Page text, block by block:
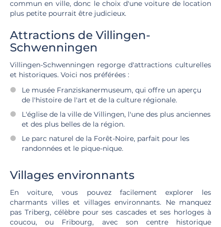
commun en ville, donc le choix d'une voiture de location
plus petite pourrait être judicieux.
Attractions de Villingen-
Schwenningen
Villingen-Schwenningen regorge d'attractions culturelles
et historiques. Voici nos préférées :
Le musée Franziskanermuseum, qui offre un aperçu
de l'histoire de l'art et de la culture régionale.
L'église de la ville de Villingen, l'une des plus anciennes
et des plus belles de la région.
Le parc naturel de la Forêt-Noire, parfait pour les
randonnées et le pique-nique.
Villages environnants
En voiture, vous pouvez facilement explorer les
charmants villes et villages environnants. Ne manquez
pas Triberg, célèbre pour ses cascades et ses horloges à
coucou, ou Fribourg, avec son centre historique